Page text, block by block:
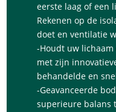
eerste laag of een
Rekenen op de
doet en ventilatie
-Houdt uw
met zijn
behandelde en
-Geavanceerde
superieure balans